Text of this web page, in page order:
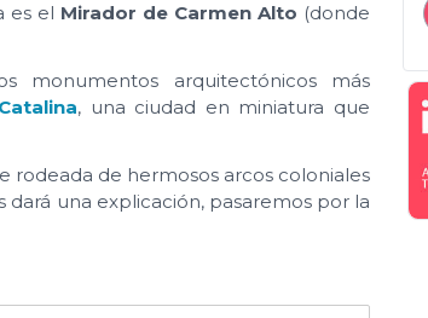
es el Mirador de Carmen Alto (donde
monumentos arquitectónicos más
, una ciudad en miniatura que
rodeada de hermosos arcos coloniales
dará una explicación, pasaremos por la